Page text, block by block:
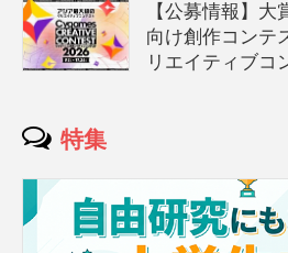
【公募情報】大
向け創作コンテ
リエイティブコ
特集